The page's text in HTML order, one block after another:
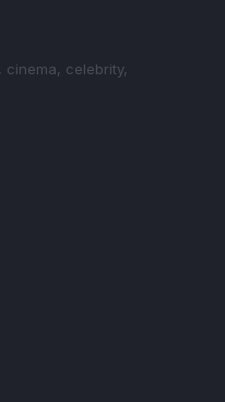
cinema, celebrity,